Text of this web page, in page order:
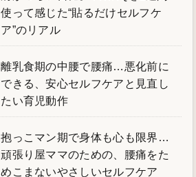
使って感じた“貼るだけセルフケ
ア”のリアル
離乳食期の中腰で腰痛…悪化前に
できる、安心セルフケアと見直し
たい育児動作
抱っこマン期で身体も心も限界…
頑張り屋ママのための、腰痛をた
めこまないやさしいセルフケア